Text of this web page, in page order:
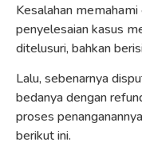
Kesalahan
penyelesaian kasus
ditelusuri, bahkan
Lalu, sebenarnya
bedanya dengan
proses
berikut ini.